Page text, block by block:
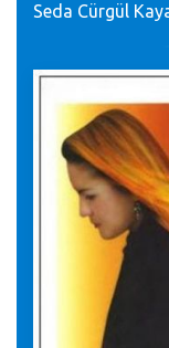
Seda Cürgül